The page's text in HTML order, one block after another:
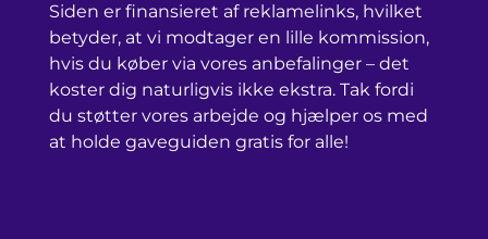
Siden er finansieret af reklamelinks, hvilket
betyder, at vi modtager en lille kommission,
hvis du køber via vores anbefalinger – det
koster dig naturligvis ikke ekstra. Tak fordi
du støtter vores arbejde og hjælper os med
at holde gaveguiden gratis for alle!